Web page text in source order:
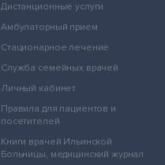
Дистанционные услуги
Амбулаторный прием
Стационарное лечение
Служба семейных врачей
Личный кабинет
Правила для пациентов и
посетителей
Книги врачей Ильинской
Больницы, медицинский журнал